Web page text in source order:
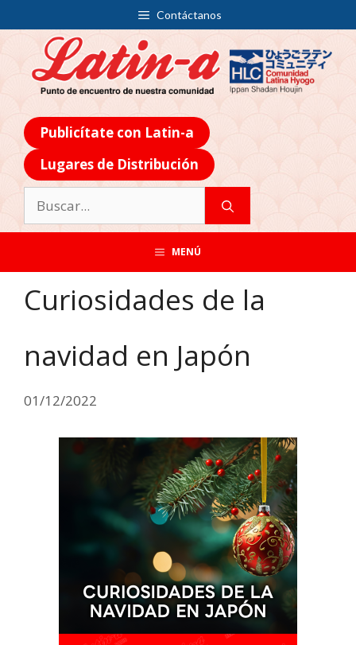
Contáctanos
Publicítate con Latin-a
Lugares de Distribución
MENÚ
Curiosidades de la
navidad en Japón
01/12/2022